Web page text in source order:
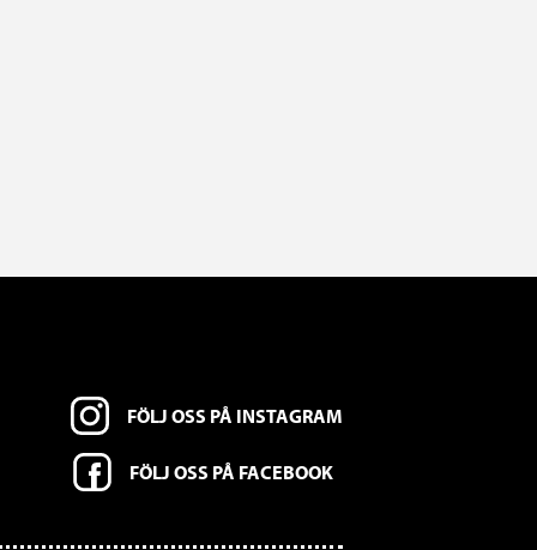
FÖLJ OSS PÅ INSTAGRAM
FÖLJ OSS PÅ FACEBOOK